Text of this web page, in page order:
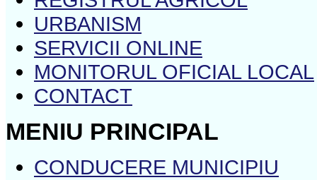
URBANISM
SERVICII ONLINE
MONITORUL OFICIAL LOCAL
CONTACT
MENIU PRINCIPAL
CONDUCERE MUNICIPIU